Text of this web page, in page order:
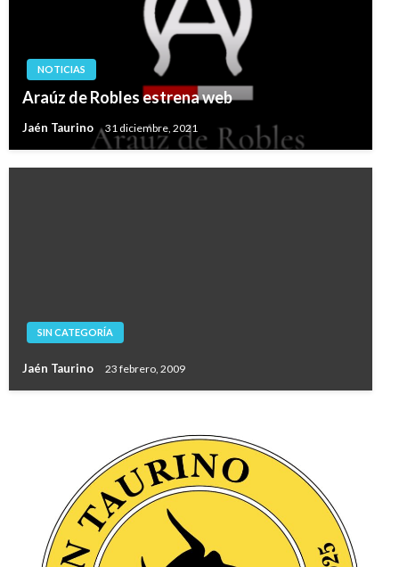
NOTICIAS
Araúz de Robles estrena web
Jaén Taurino 31 diciembre, 2021
SIN CATEGORÍA
Jaén Taurino 23 febrero, 2009